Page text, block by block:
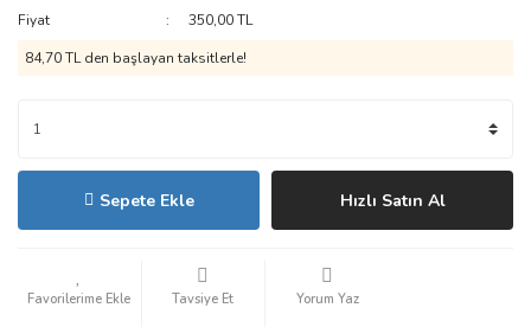
Fiyat
350,00 TL
84,70 TL den başlayan taksitlerle!
Sepete Ekle Hızlı Satın Al
Tavsiye Et Yorum Yaz